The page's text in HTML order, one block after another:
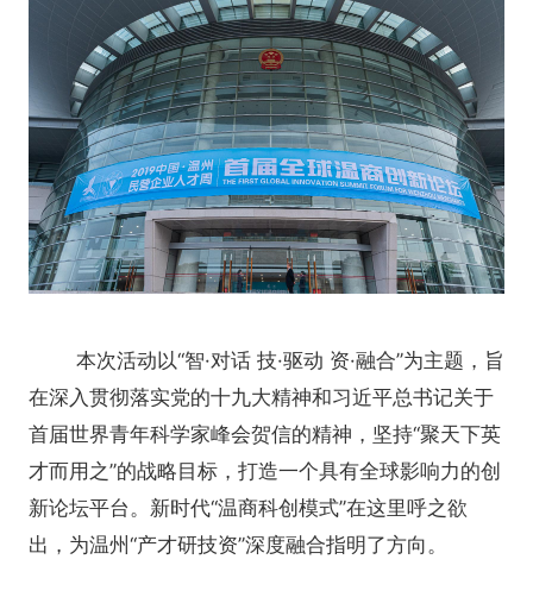
本次活动以“智·对话 技·驱动 资·融合”为主题，旨
在深入贯彻落实党的十九大精神和习近平总书记关于
首届世界青年科学家峰会贺信的精神，坚持“聚天下英
才而用之”的战略目标，打造一个具有全球影响力的创
新论坛平台。新时代“温商科创模式”在这里呼之欲
出，为温州“产才研技资”深度融合指明了方向。